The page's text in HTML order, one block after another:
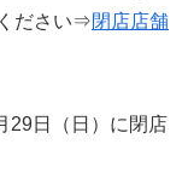
ださい⇒閉店店舗
29日（日）に閉店